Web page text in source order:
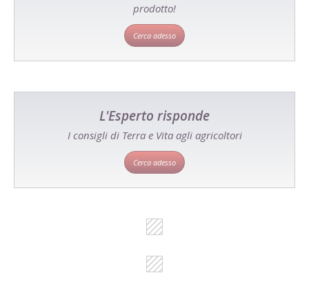
prodotto!
Cerca adesso
L'Esperto risponde
I consigli di Terra e Vita agli agricoltori
Cerca adesso